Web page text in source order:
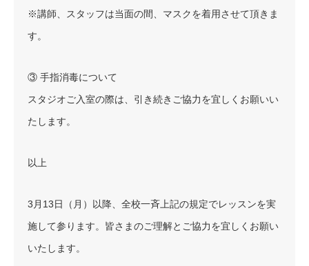
※講師、スタッフは当面の間、マスクを着用させて頂きま
す。
③ 手指消毒について
スタジオご入室の際は、引き続きご協力を宜しくお願いい
たします。
以上
3月13日（月）以降、全校一斉上記の規定でレッスンを実
施して参ります。皆さまのご理解とご協力を宜しくお願い
いたします。